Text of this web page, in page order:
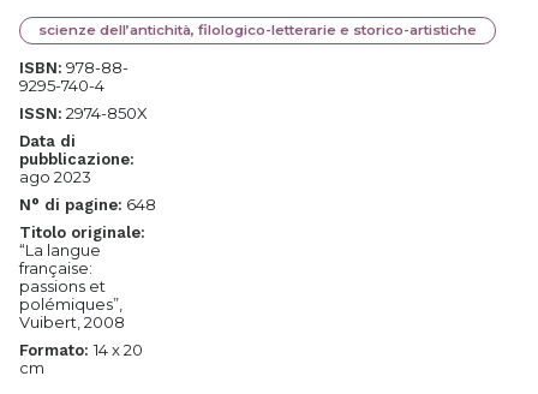
scienze dell’antichità, filologico-letterarie e storico-artistiche
ISBN: 978-88-
9295-740-4
ISSN: 2974-850X
Data di
pubblicazione:
ago 2023
N° di pagine: 648
Titolo originale:
“La langue
française:
passions et
polémiques”,
Vuibert, 2008
Formato: 14 x 20
cm